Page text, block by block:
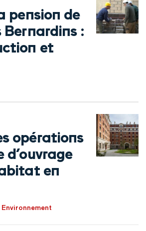
pension de
Bernardins :
et
opérations
d’ouvrage
en
Environnement